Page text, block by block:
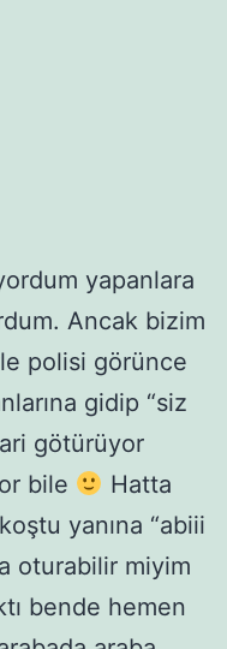
yapanlara
Ancak bizim
polisi görünce
gidip “siz
götürüyor
bile
Hatta
yanına “abiii
oturabilir miyim
bende hemen